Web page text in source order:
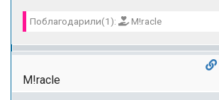
Поблагодарили(1): M!racle
M!racle